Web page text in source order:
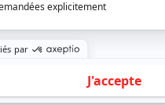
d’à peine 30 ans Taron
(Discours d’un Roi), il
étiez du même avis que
Egerton livre une
de le vivre